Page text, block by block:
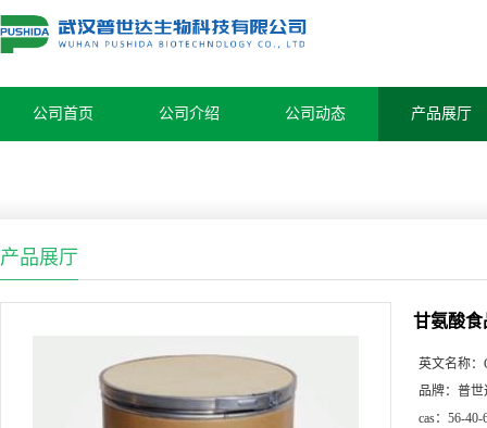
公司首页 公司介绍 公司动态 产品展厅
产品展厅
甘氨酸食
英文名称：
品牌： 普世
cas： 56-40-